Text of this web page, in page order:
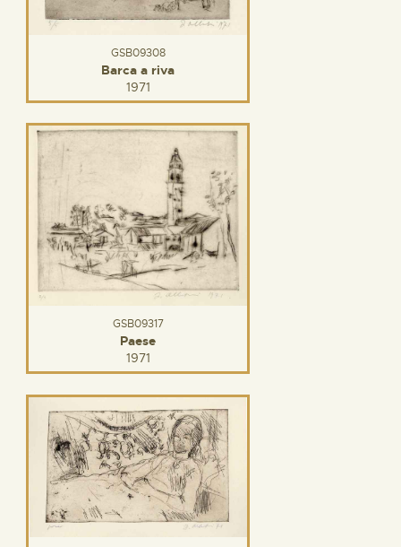
GSB09308
Barca a riva
1971
GSB09317
Paese
1971